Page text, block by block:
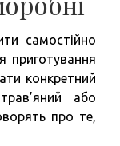
самостійно
приготування
конкретний
або
про те,